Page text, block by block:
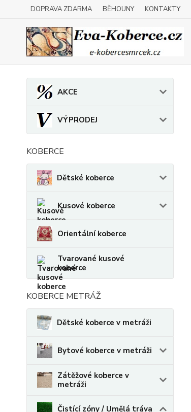
DOPRAVA ZDARMA BĚHOUNY KONTAKTY
AKCE
VÝPRODEJ
KOBERCE
Dětské koberce
Kusové koberce
Orientální koberce
Tvarované kusové
koberce
KOBERCE METRÁŽ
Dětské koberce v metráži
Bytové koberce v metráži
Zátěžové koberce v
metráži
Čistící zóny / Umělá tráva